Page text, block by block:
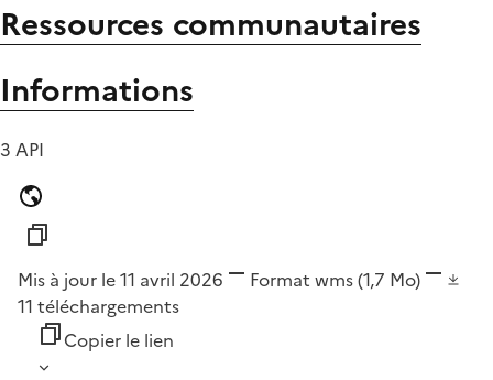
Ressources communautaires
Informations
3 API
Mis à jour le 11 avril 2026 Format wms(1,7 Mo)
11 téléchargements
Copier le lien